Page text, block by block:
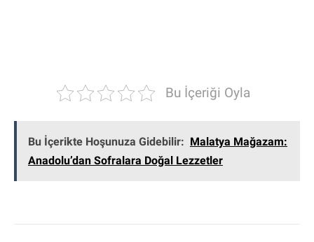
Bu İçeriği Oyla
Bu İçerikte Hoşunuza Gidebilir: Malatya Mağazam:
Anadolu’dan Sofralara Doğal Lezzetler